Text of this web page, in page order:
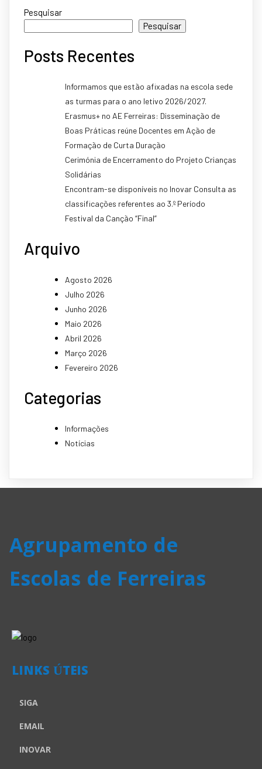
Pesquisar
Pesquisar
Posts Recentes
Informamos que estão afixadas na escola sede
as turmas para o ano letivo 2026/2027.
Erasmus+ no AE Ferreiras: Disseminação de
Boas Práticas reúne Docentes em Ação de
Formação de Curta Duração
Cerimónia de Encerramento do Projeto Crianças
Solidárias
Encontram-se disponíveis no Inovar Consulta as
classificações referentes ao 3.º Período
Festival da Canção “Final”
Arquivo
Agosto 2026
Julho 2026
Junho 2026
Maio 2026
Abril 2026
Março 2026
Fevereiro 2026
Categorias
Informações
Notícias
Agrupamento de
Escolas de Ferreiras
LINKS ÚTEIS
SIGA
EMAIL
INOVAR